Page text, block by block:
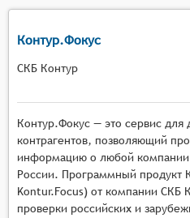
возможности:
Сбор и хранение
включая
сети, отзывы
данные. Это
доступ к обширной
предприятиях.
Контур.Фокус
СКБ Контур
Контур.Фокус — это сервис для
контрагентов, позволяющий
информацию о любой компании
России. Программный продукт
Kontur.Focus) от компании СКБ
проверки российских и